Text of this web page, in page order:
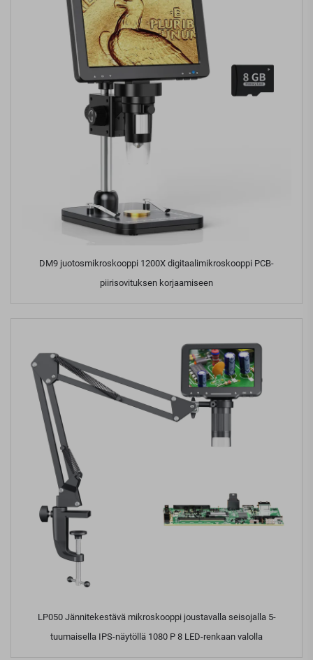
DM9 juotosmikroskooppi 1200X digitaalimikroskooppi PCB-
piirisovituksen korjaamiseen
LP050 Jännitekestävä mikroskooppi joustavalla seisojalla 5-
tuumaisella IPS-näytöllä 1080 P 8 LED-renkaan valolla